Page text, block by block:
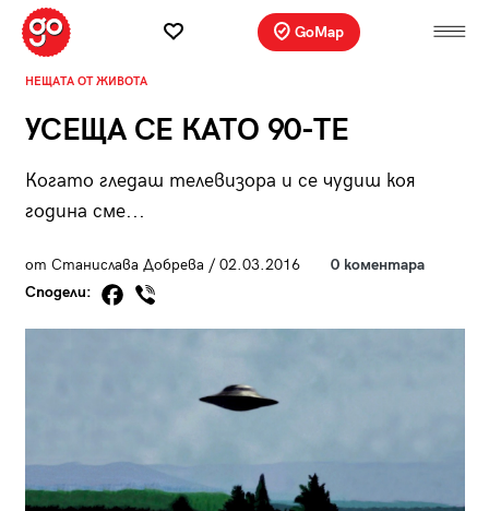
GoMap
НЕЩАТА ОТ ЖИВОТА
УСЕЩА СЕ КАТО 90-ТЕ
Когато гледаш телевизора и се чудиш коя
година сме...
от Станислава Добрева / 02.03.2016
0 коментара
Сподели: